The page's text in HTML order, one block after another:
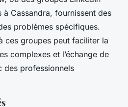
Cassandra, fournissent des
problèmes spécifiques.
ces groupes peut faciliter la
complexes et l’échange de
des professionnels